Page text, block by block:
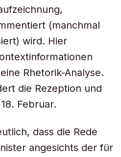
(manchmal
wird. Hier
Rhetorik-Analyse.
die Rezeption und
Februar.
dass die Rede
angesichts der für